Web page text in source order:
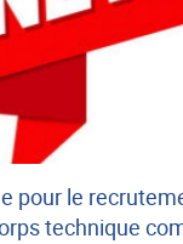
pour le
technique